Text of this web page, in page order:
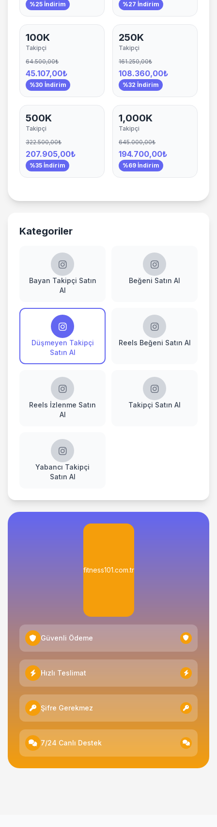
%25 İndirim %27 İndirim
100K
Takipçi
64.500,00₺
45.107,00₺
%30 İndirim
250K
Takipçi
161.250,00₺
108.360,00₺
%32 İndirim
500K
Takipçi
322.500,00₺
207.905,00₺
%35 İndirim
1,000K
Takipçi
645.000,00₺
194.700,00₺
%69 İndirim
Kategoriler
Bayan Takipçi Satın
Al
Beğeni Satın Al
Düşmeyen Takipçi
Satın Al
Reels Beğeni Satın Al
Reels İzlenme Satın
Al
Takipçi Satın Al
Yabancı Takipçi
Satın Al
fitness101.com.tr
Güvenli Ödeme
Hızlı Teslimat
Şifre Gerekmez
7/24 Canlı Destek